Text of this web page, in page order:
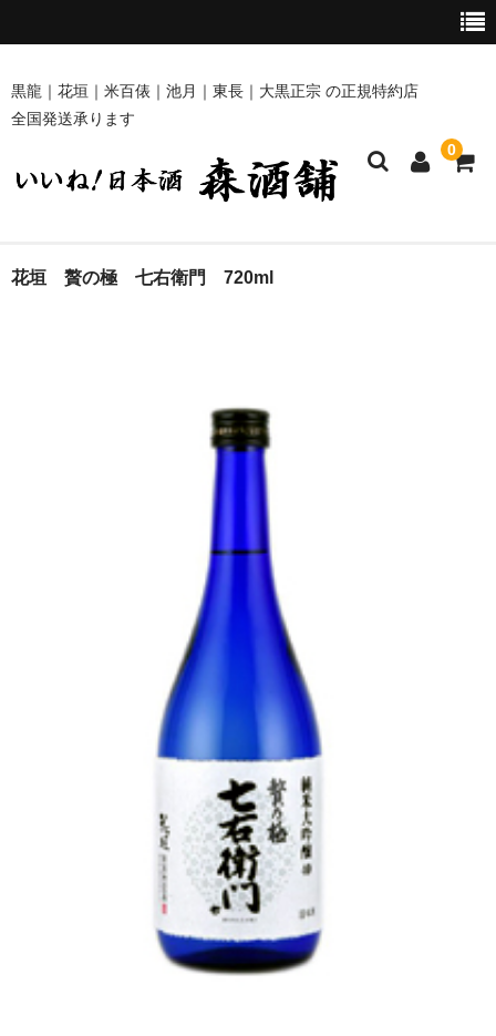
黒龍｜花垣｜米百俵｜池月｜東長｜大黒正宗 の正規特約店
全国発送承ります
0
ホーム
大黒正宗 [安福又四郎商店]
花垣 贅の極 七右衛門 720ml